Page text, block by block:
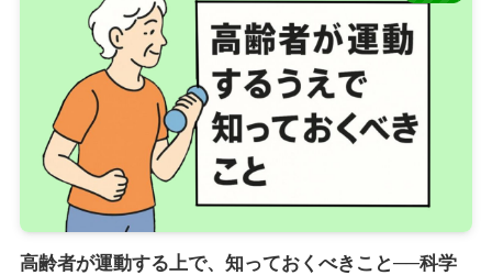
高齢者が運動する上で、知っておくべきこと──科学